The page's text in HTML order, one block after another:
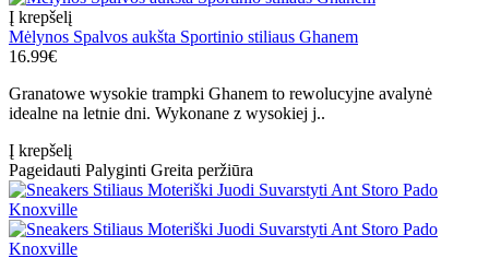
Į krepšelį
Mėlynos Spalvos aukšta Sportinio stiliaus Ghanem
16.99€
Granatowe wysokie trampki Ghanem to rewolucyjne avalynė
idealne na letnie dni. Wykonane z wysokiej j..
Į krepšelį
Pageidauti Palyginti Greita peržiūra